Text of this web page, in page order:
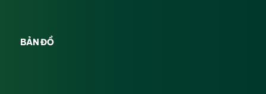
BẢN ĐỒ